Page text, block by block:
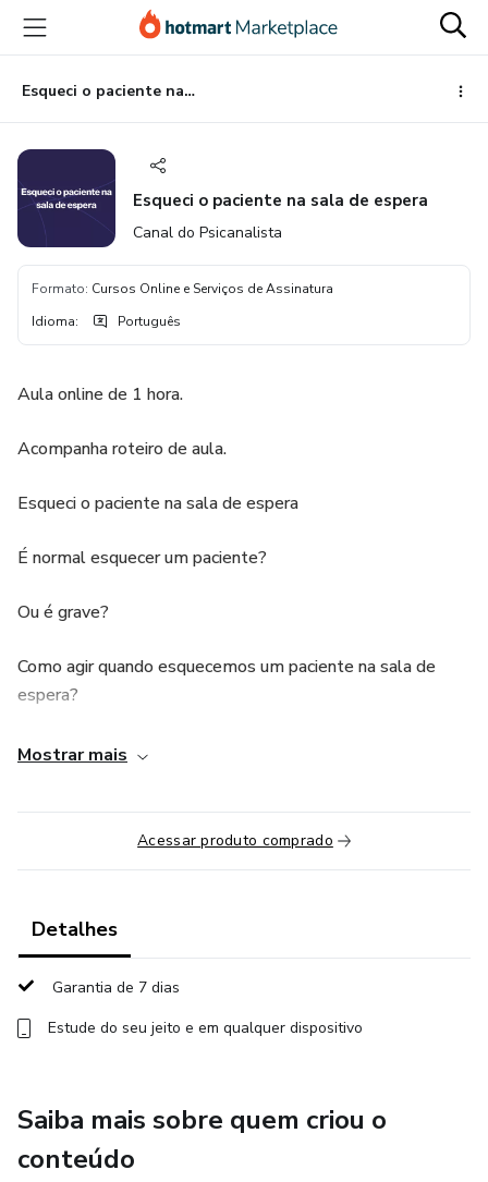
para
conteúdo
principal
para
pagamento
para
rodapé
Esqueci o paciente na sala de espera
Esqueci o paciente na sala de espera
Canal do Psicanalista
Formato: Cursos Online e Serviços de Assinatura
Idioma: Português
Aula online de 1 hora.
Acompanha roteiro de aula.
Esqueci o paciente na sala de espera
É normal esquecer um paciente?
Ou é grave?
Como agir quando esquecemos um paciente na sala de
espera?
Como abordar o assunto com o paciente?
Qual a relação desse fato com a contratransferência?
Por que não gostamos de alguns pacientes?
Etc.
Mostrar mais
Acessar produto comprado
Detalhes
Garantia de 7 dias
Estude do seu jeito e em qualquer dispositivo
Saiba mais sobre quem criou o
conteúdo